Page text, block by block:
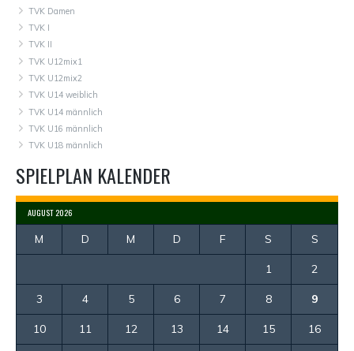
TVK Damen
TVK I
TVK II
TVK U12mix1
TVK U12mix2
TVK U14 weiblich
TVK U14 männlich
TVK U16 männlich
TVK U18 männlich
SPIELPLAN KALENDER
AUGUST 2026
M D M D F S S
1 2
3 4 5 6 7 8 9
10 11 12 13 14 15 16